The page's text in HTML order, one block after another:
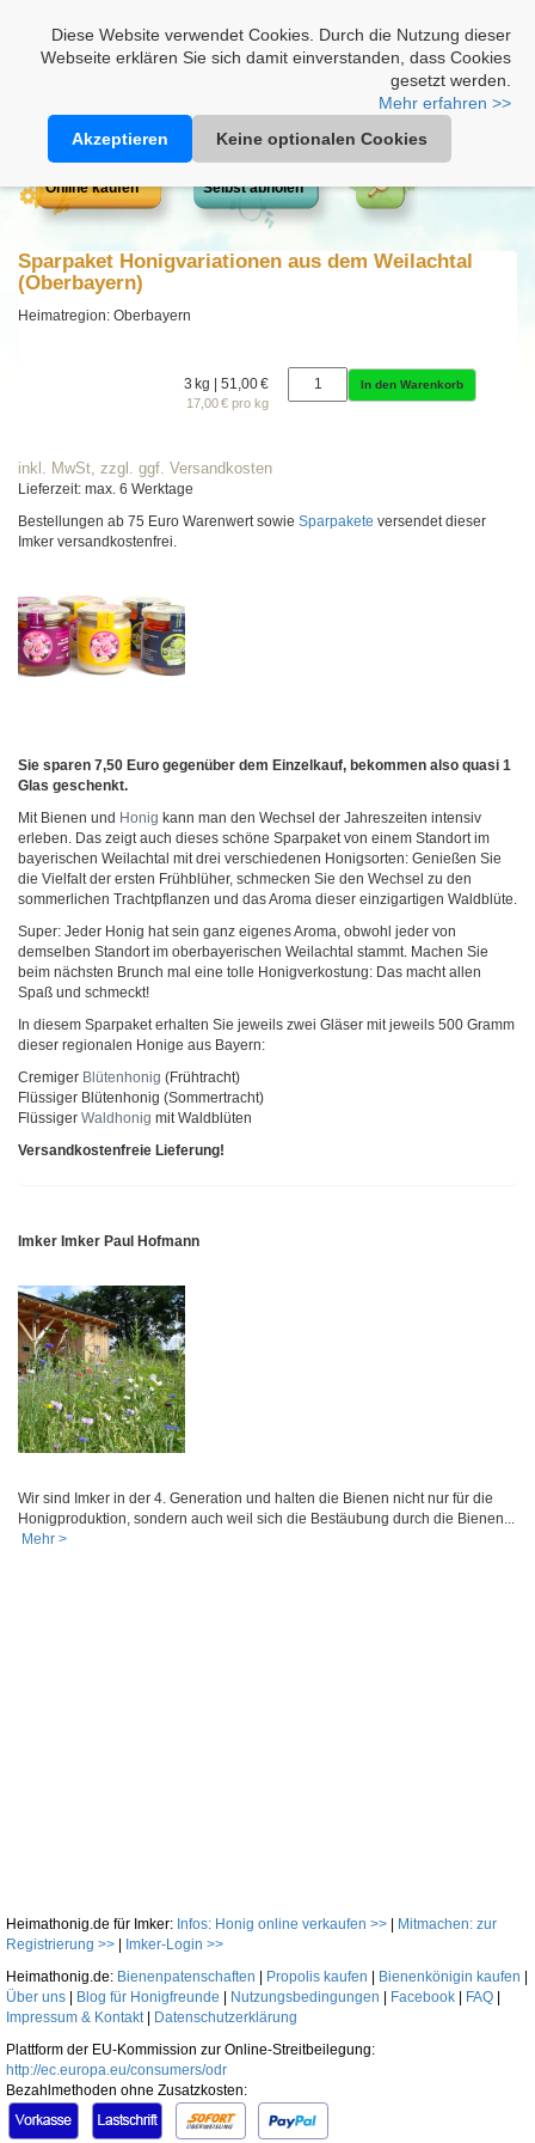
Diese Website verwendet Cookies. Durch die Nutzung dieser
Webseite erklären Sie sich damit einverstanden, dass Cookies
gesetzt werden.
Mehr erfahren >>
Akzeptieren
Keine optionalen Cookies
Online kaufen Selbst abholen
Sparpaket Honigvariationen aus dem Weilachtal
(Oberbayern)
Heimatregion: Oberbayern
3 kg | 51,00 €
17,00 € pro kg
In den Warenkorb
inkl. MwSt, zzgl. ggf. Versandkosten
Lieferzeit: max. 6 Werktage
Bestellungen ab 75 Euro Warenwert sowie Sparpakete versendet dieser
Imker versandkostenfrei.
Sie sparen 7,50 Euro gegenüber dem Einzelkauf, bekommen also quasi 1
Glas geschenkt.
Mit Bienen und Honig kann man den Wechsel der Jahreszeiten intensiv
erleben. Das zeigt auch dieses schöne Sparpaket von einem Standort im
bayerischen Weilachtal mit drei verschiedenen Honigsorten: Genießen Sie
die Vielfalt der ersten Frühblüher, schmecken Sie den Wechsel zu den
sommerlichen Trachtpflanzen und das Aroma dieser einzigartigen Waldblüte.
Super: Jeder Honig hat sein ganz eigenes Aroma, obwohl jeder von
demselben Standort im oberbayerischen Weilachtal stammt. Machen Sie
beim nächsten Brunch mal eine tolle Honigverkostung: Das macht allen
Spaß und schmeckt!
In diesem Sparpaket erhalten Sie jeweils zwei Gläser mit jeweils 500 Gramm
dieser regionalen Honige aus Bayern:
Cremiger Blütenhonig (Frühtracht)
Flüssiger Blütenhonig (Sommertracht)
Flüssiger Waldhonig mit Waldblüten
Versandkostenfreie Lieferung!
Imker Imker Paul Hofmann
Wir sind Imker in der 4. Generation und halten die Bienen nicht nur für die
Honigproduktion, sondern auch weil sich die Bestäubung durch die Bienen...
Mehr >
Heimathonig.de für Imker: Infos: Honig online verkaufen >>
Mitmachen: zur
Registrierung >>
Imker-Login >>
Heimathonig.de: Bienenpatenschaften Propolis kaufen Bienenkönigin kaufen
Über uns
Blog für Honigfreunde Nutzungsbedingungen Facebook FAQ
Impressum & Kontakt|
Datenschutzerklärung
Plattform der EU-Kommission zur Online-Streitbeilegung:
http://ec.europa.eu/consumers/odr
Bezahlmethoden ohne Zusatzkosten: